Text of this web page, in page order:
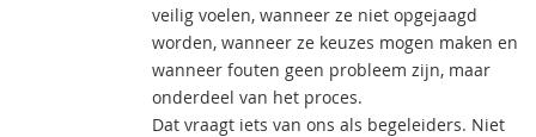
veilig voelen, wanneer ze niet opgejaagd
worden, wanneer ze keuzes mogen maken en
wanneer fouten geen probleem zijn, maar
onderdeel van het proces.
Dat vraagt iets van ons als begeleiders. Niet